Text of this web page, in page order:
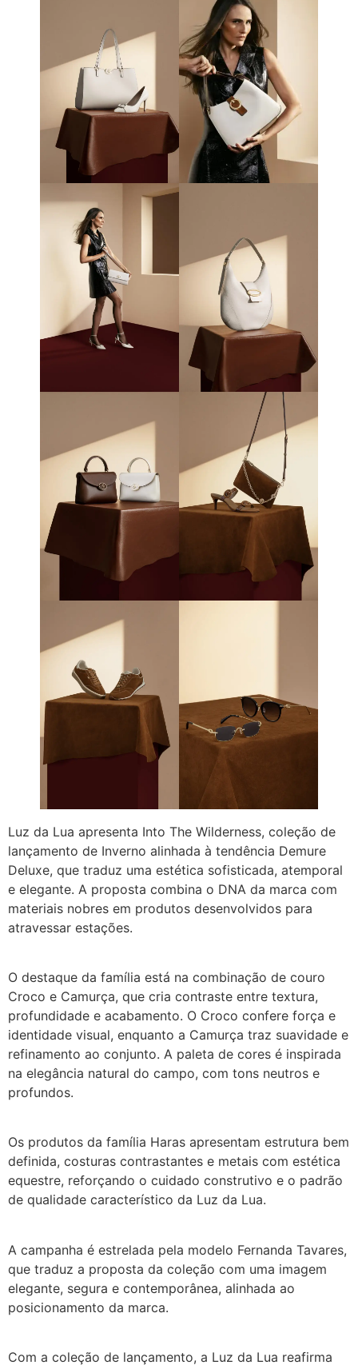
Luz da Lua apresenta Into The Wilderness, coleção de
lançamento de Inverno alinhada à tendência Demure
Deluxe, que traduz uma estética sofisticada, atemporal
e elegante. A proposta combina o DNA da marca com
materiais nobres em produtos desenvolvidos para
atravessar estações.
O destaque da família está na combinação de couro
Croco e Camurça, que cria contraste entre textura,
profundidade e acabamento. O Croco confere força e
identidade visual, enquanto a Camurça traz suavidade e
refinamento ao conjunto. A paleta de cores é inspirada
na elegância natural do campo, com tons neutros e
profundos.
Os produtos da família Haras apresentam estrutura bem
definida, costuras contrastantes e metais com estética
equestre, reforçando o cuidado construtivo e o padrão
de qualidade característico da Luz da Lua.
A campanha é estrelada pela modelo Fernanda Tavares,
que traduz a proposta da coleção com uma imagem
elegante, segura e contemporânea, alinhada ao
posicionamento da marca.
Com a coleção de lançamento, a Luz da Lua reafirma